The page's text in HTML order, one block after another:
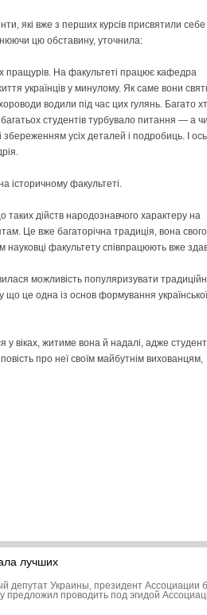
які вже з перших курсів присвятили себе
цю обставину, уточнила:
пращурів. На факультеті працює кафедра
українців у минулому. Як саме вони
водили під час цих гулянь. Багато
студентів турбувало питання — а чи
усіх деталей і подробиць. І
історичному факультеті.
таких дійств народознавчого характеру на
Це вже багаторічна традиція, вона
факультету співпрацюють вже
можливість популяризувати
що це одна із основ формування української
у віках, житиме вона й надалі, адже
про неї своїм майбутнім вихованцям,
лучших
депутат Украины, президент Ассоциации
предложил проводить под эгидой